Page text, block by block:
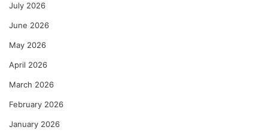
July 2026
June 2026
May 2026
April 2026
March 2026
February 2026
January 2026